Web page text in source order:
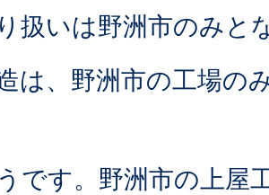
扱いは野洲市のみと
は、野洲市の工場の
です。野洲市の上屋